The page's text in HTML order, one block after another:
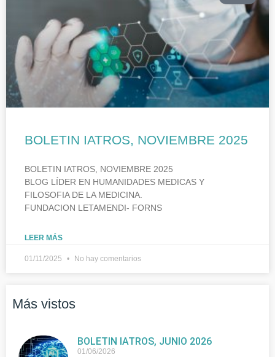
BOLETIN IATROS, NOVIEMBRE 2025
BOLETIN IATROS, NOVIEMBRE 2025
BLOG LÍDER EN HUMANIDADES MEDICAS Y
FILOSOFIA DE LA MEDICINA.
FUNDACION LETAMENDI- FORNS
LEER MÁS
01/11/2025 No hay comentarios
Más vistos
BOLETIN IATROS, JUNIO 2026
01/06/2026